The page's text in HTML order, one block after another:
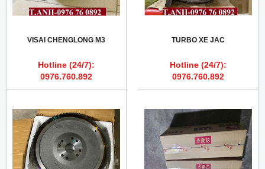
VISAI CHENGLONG M3
Hotline (24/7):
0976.760.892
TURBO XE JAC
Hotline (24/7):
0976.760.892